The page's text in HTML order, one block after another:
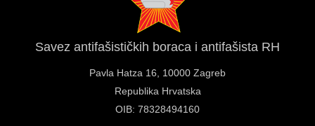
Savez antifašističkih boraca i antifašista RH
Pavla Hatza 16, 10000 Zagreb
Republika Hrvatska
OIB: 78328494160